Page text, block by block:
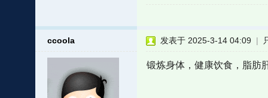
ccoola 发表于 2025-3-14 04:09 |
锻炼身体，健康饮食，脂肪